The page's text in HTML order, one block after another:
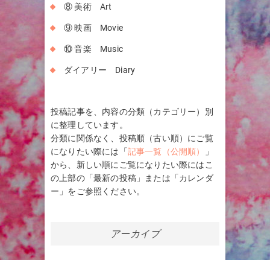
⑧ 美術 Art
⑨ 映画 Movie
⑩ 音楽 Music
ダイアリー Diary
投稿記事を、内容の分類（カテゴリー）別
に整理しています。
分類に関係なく、投稿順（古い順）にご覧
になりたい際には「記事一覧（公開順）
」
から、新しい順にご覧になりたい際にはこ
の上部の「最新の投稿」または「カレンダ
ー」をご参照ください。
アーカイブ